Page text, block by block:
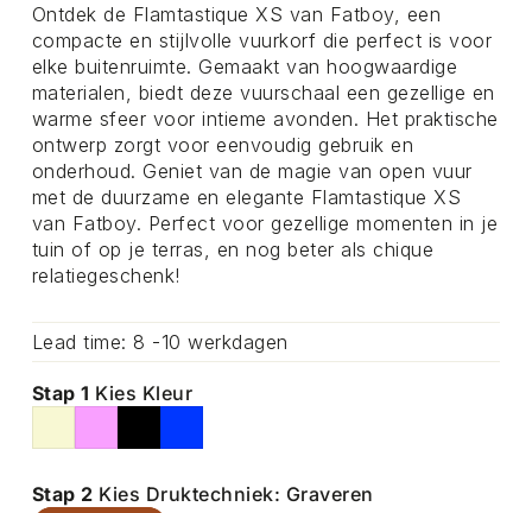
Ontdek de Flamtastique XS van Fatboy, een
compacte en stijlvolle vuurkorf die perfect is voor
elke buitenruimte. Gemaakt van hoogwaardige
materialen, biedt deze vuurschaal een gezellige en
warme sfeer voor intieme avonden. Het praktische
ontwerp zorgt voor eenvoudig gebruik en
onderhoud. Geniet van de magie van open vuur
met de duurzame en elegante Flamtastique XS
van Fatboy. Perfect voor gezellige momenten in je
tuin of op je terras, en nog beter als chique
relatiegeschenk!
Lead time: 8 -10 werkdagen
Stap 1 Kies Kleur
Stap 2 Kies Druktechniek: Graveren